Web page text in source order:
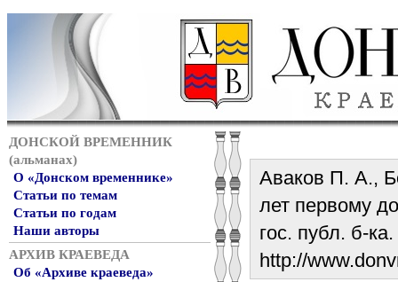
ДОНСКОЙ ВРЕМЕННИК
(альманах)
О «Донском временнике»
Статьи по темам
Статьи по годам
Наши авторы
АРХИВ КРАЕВЕДА
Об «Архиве краеведа»
Аваков П. А.,
лет первому
гос. публ. б-
http://